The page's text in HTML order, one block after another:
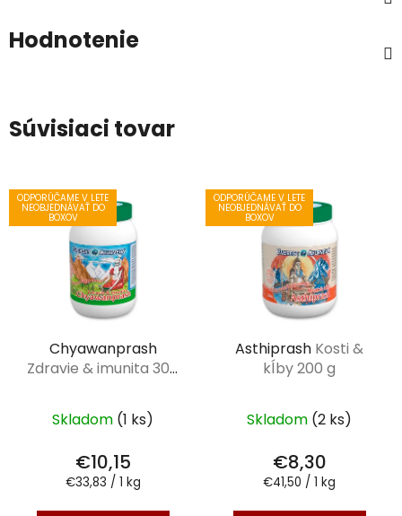
Hodnotenie
Súvisiaci tovar
ODPORÚČAME V LETE
NEOBJEDNÁVAŤ DO
BOXOV
Chyawanprash
Zdravie & imunita 300
Skladom (1 ks)
€10,15
Jednotková
€33,83 / 1 kg
ODPORÚČAME V LETE
NEOBJEDNÁVAŤ DO
BOXOV
Asthiprash Kosti &
kĺby 200 g
Skladom (2 ks)
€8,30
Jednotková
€41,50 / 1 kg